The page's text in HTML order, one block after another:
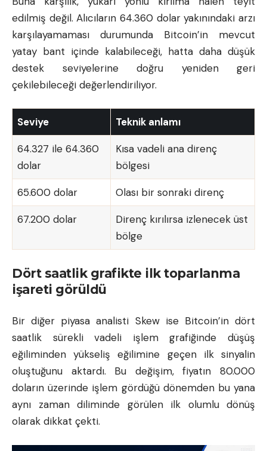
edilmiş değil. Alıcıların 64.360 dolar yakınındaki arzı
karşılayamaması durumunda Bitcoin’in mevcut
yatay bant içinde kalabileceği, hatta daha düşük
destek seviyelerine doğru yeniden geri
çekilebileceği değerlendiriliyor.
Seviye Teknik anlamı
64.327 ile 64.360
dolar
Kısa vadeli ana direnç
bölgesi
65.600 dolar Olası bir sonraki direnç
67.200 dolar
Direnç kırılırsa izlenecek üst
bölge
Dört saatlik grafikte ilk toparlanma
işareti görüldü
Bir diğer piyasa analisti Skew ise Bitcoin’in dört
saatlik sürekli vadeli işlem grafiğinde düşüş
eğiliminden yükseliş eğilimine geçen ilk sinyalin
oluştuğunu aktardı. Bu değişim, fiyatın 80.000
doların üzerinde işlem gördüğü dönemden bu yana
aynı zaman diliminde görülen ilk olumlu dönüş
olarak dikkat çekti.